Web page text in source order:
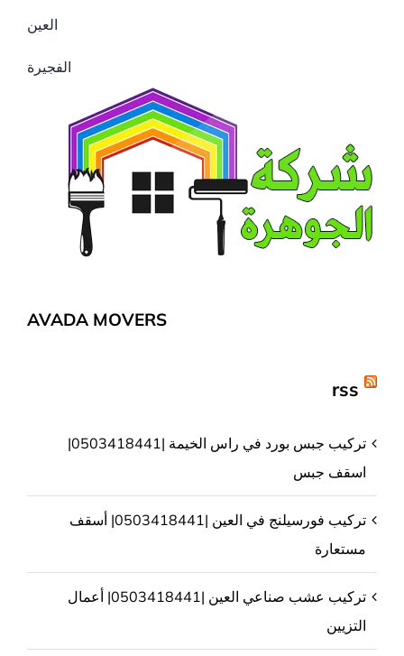
العين
الفجيرة
AVADA MOVERS
rss
تركيب جبس بورد في راس الخيمة |0503418441|
اسقف جبس
تركيب فورسيلنج في العين |0503418441| أسقف
مستعارة
تركيب عشب صناعي العين |0503418441| أعمال
التزيين